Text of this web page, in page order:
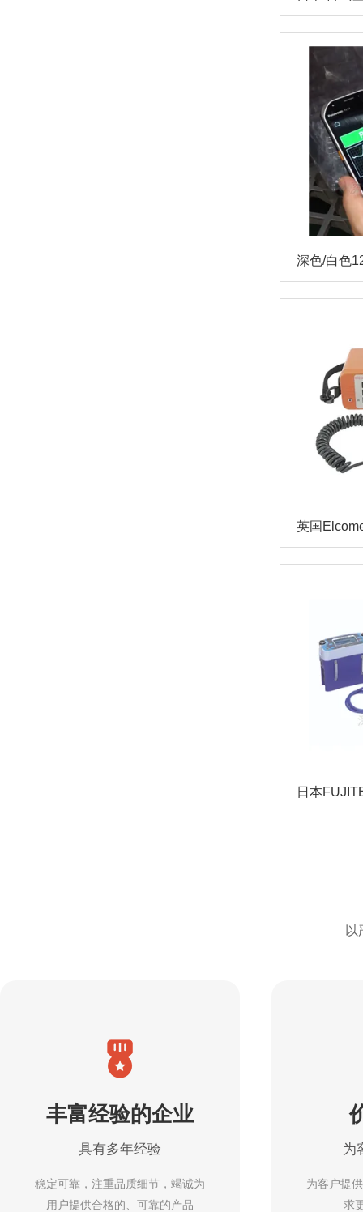
以
丰富经验的企业
具有多年经验
稳定可靠，注重品质细节，竭诚为
用户提供合格的、可靠的产品
为
为客户提
求